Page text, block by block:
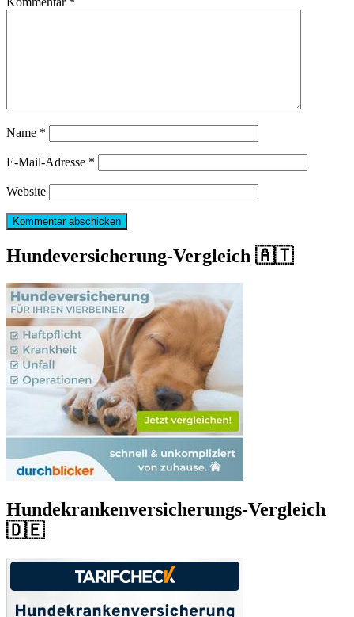
Name *
E-Mail-Adresse *
Website
Hundeversicherung-Vergleich 🇦🇹
Hundekrankenversicherungs-Vergleich
🇩🇪